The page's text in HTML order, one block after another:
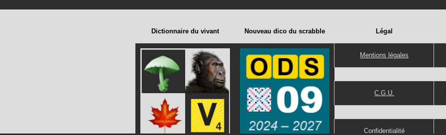
Dictionnaire du vivant Nouveau dico du scrabble Légal
Mentions légales
C.G.U.
Confidentialité